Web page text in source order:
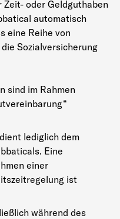
oder Geldguthaben
automatisch
eine Reihe von
Sozialversicherung
sind im Rahmen
lediglich dem
Eine
einer
ist
während des